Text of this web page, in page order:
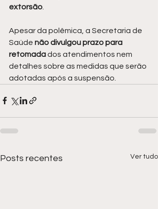
extorsão
Apesar da polêmica, a Secretaria de
Saúde não divulgou prazo para
retomada dos atendimentos nem
detalhes sobre as medidas que serão
adotadas após a suspensão.
Posts recentes Ver tudo